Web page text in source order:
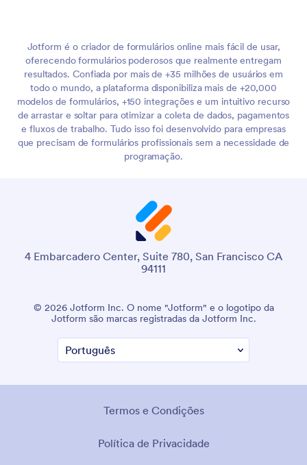
Jotform é o criador de formulários online mais fácil de usar,
oferecendo formulários poderosos que realmente entregam
resultados. Confiada por mais de +35 milhões de usuários em
todo o mundo, a plataforma disponibiliza mais de +20,000
modelos de formulários, +150 integrações e um intuitivo recurso
de arrastar e soltar para otimizar a coleta de dados, pagamentos
e fluxos de trabalho. Tudo isso foi desenvolvido para empresas
que precisam de formulários profissionais sem a necessidade de
programação.
4 Embarcadero Center, Suite 780, San Francisco CA
94111
© 2026 Jotform Inc. O nome "Jotform" e o logotipo da
Jotform são marcas registradas da Jotform Inc.
Termos e Condições
Política de Privacidade